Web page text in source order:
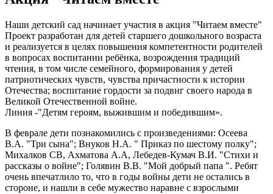
Наши детский сад начинает участия в акция "Читаем вместе"
Проект разработан для детей старшего дошкольного возраста
и реализуется в целях повышения компетентности родителей
в вопросах воспитании ребёнка, возрождения традиций
чтения, в том числе семейного, формирования у детей
патриотических чувств, чувства причастности к истории
Отечества; воспитание гордости за подвиг своего народа в
Великой Отечественной войне.
Линия -"Детям героям, выжившим и победившим».
В феврале дети познакомились с произведениями: Осеева
В.А. "Три сына"; Внуков Н.А. " Приказ по шестому полку";
Михалков СВ, Ахматова А.А, Лебедев-Кумач В.И. "Стихи и
рассказы о войне"; Голявин В.В. "Мой добрый папа ". Ребят
очень впечатлило то, что в годы войны дети не остались в
стороне, и нашли в себе мужество наравне с взрослыми